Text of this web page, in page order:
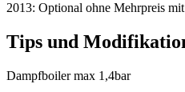
2013: Optional ohne Mehrpreis
Tips und
Dampfboiler max 1,4bar